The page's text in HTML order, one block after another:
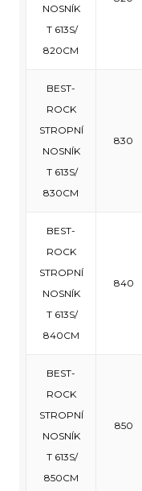
NOSNÍK
T 613S/
820CM
BEST-
ROCK
STROPNÍ
NOSNÍK
T 613S/
830CM
830
BEST-
ROCK
STROPNÍ
NOSNÍK
T 613S/
840CM
840
BEST-
ROCK
STROPNÍ
NOSNÍK
T 613S/
850CM
850